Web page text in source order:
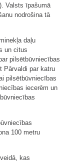
Valsts īpašumā
nodrošina tā
daļu
un citus
pilsētbūvniecības
Pārvaldi par katru
pilsētbūvniecības
iecerēm un
100 metru
kas